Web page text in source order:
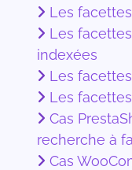
Les
Les
indexées
Les
Les
Cas
recherche à
Cas